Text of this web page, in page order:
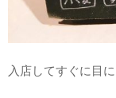
入店してすぐに目